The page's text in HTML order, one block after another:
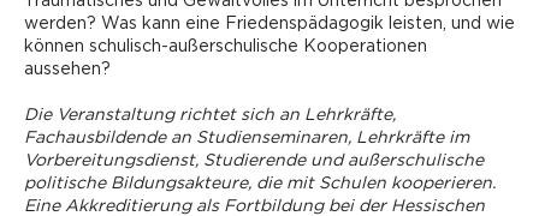
werden? Was kann eine Friedenspädagogik leisten, und wie
können schulisch-außerschulische Kooperationen
aussehen?
Die Veranstaltung richtet sich an Lehrkräfte,
Fachausbildende an Studienseminaren, Lehrkräfte im
Vorbereitungsdienst, ­Studierende und außerschulische
politische Bildungsakteure, die mit Schulen kooperieren.
Eine Akkreditierung als Fortbildung bei der Hessischen